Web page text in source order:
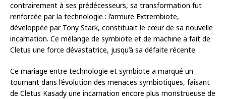
contrairement à ses prédécesseurs, sa transformation fut
renforcée par la technologie : l’armure Extrembiote,
développée par Tony Stark, constituait le cœur de sa nouvelle
incarnation. Ce mélange de symbiote et de machine a fait de
Cletus une force dévastatrice, jusqu’à sa défaite récente.
Ce mariage entre technologie et symbiote a marqué un
tournant dans l’évolution des menaces symbiotiques, faisant
de Cletus Kasady une incarnation encore plus monstrueuse de